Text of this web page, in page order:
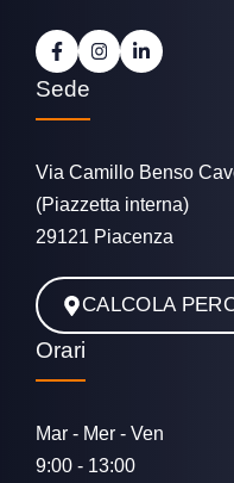
Sede
Via Camillo Benso
(Piazzetta interna)
29121 Piacenza
CALCOLA
Orari
Mar - Mer - Ven
9:00 - 13:00